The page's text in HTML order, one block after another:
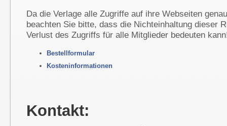
Da die Verlage alle Zugriffe auf ihre Webseiten
beachten Sie bitte, dass die Nichteinhaltung dieser
Verlust des Zugriffs für alle Mitglieder bedeuten
Bestellformular
Kosteninformationen
Kontakt: